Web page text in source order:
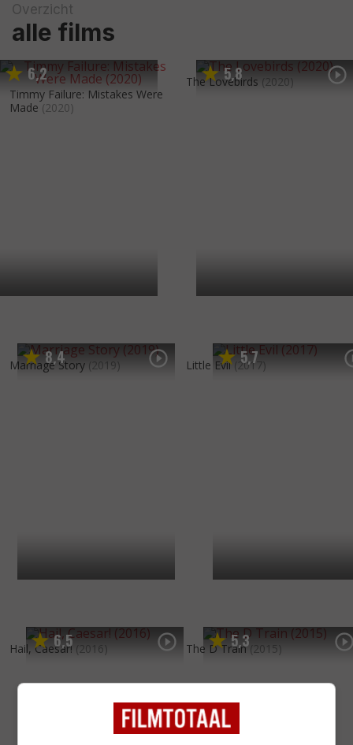
Overzicht
alle films
6,2
Timmy Failure: Mistakes Were
Made (2020)
5,8
The Lovebirds (2020)
8,4
Marriage Story (2019) 5,7
Little Evil (2017)
6,5
Hail, Caesar! (2016) 5,3
The D Train (2015)